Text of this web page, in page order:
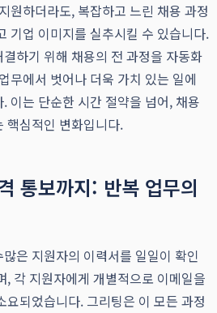
원하더라도, 복잡하고 느린 채용 과정
기업 이미지를 실추시킬 수 있습니다.
하기 위해 채용의 전 과정을 자동화
무에서 벗어나 더욱 가치 있는 일에
이는 단순한 시간 절약을 넘어, 채용
핵심적인 변화입니다.
통보까지: 반복 업무의
은 지원자의 이력서를 일일이 확인
, 각 지원자에게 개별적으로 이메일을
되었습니다. 그리팅은 이 모든 과정